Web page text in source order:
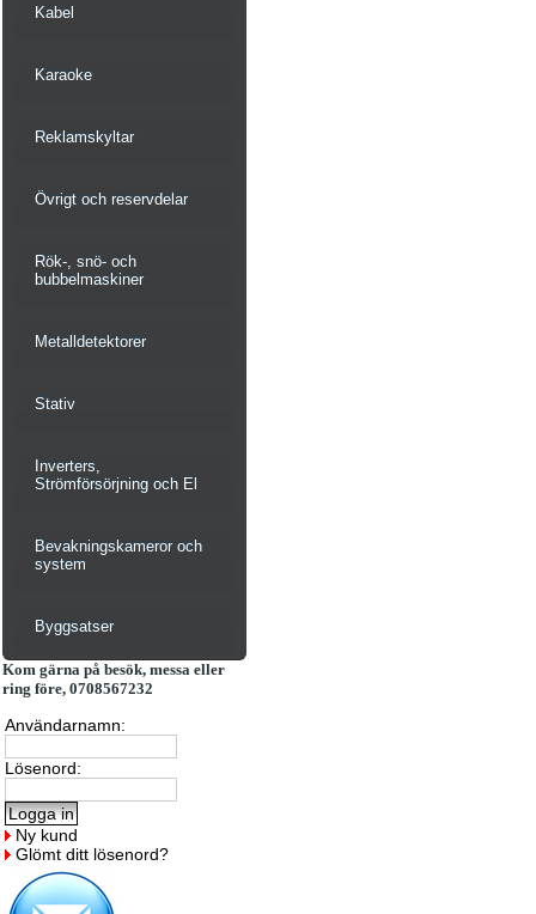
Kabel
Karaoke
Reklamskyltar
Övrigt och reservdelar
Rök-, snö- och
bubbelmaskiner
Metalldetektorer
Stativ
Inverters,
Strömförsörjning och El
Bevakningskameror och
system
Byggsatser
Kom gärna på besök, messa eller
ring före, 0708567232
Användarnamn:
Lösenord:
Ny kund
Glömt ditt lösenord?